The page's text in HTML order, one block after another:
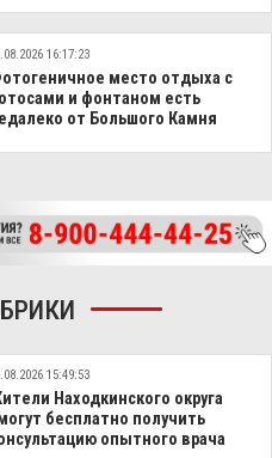
16:17:23
место отдыха с
и фонтаном есть
от Большого Камня
15:49:53
Находкинского округа
бесплатно получить
опытного врача